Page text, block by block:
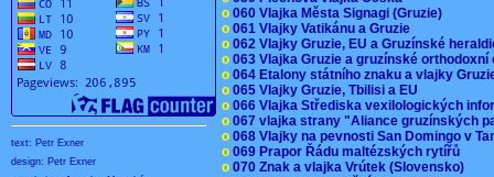
text: Petr Exner
design: Petr Exner
o 060 Vlajka Města Signagi (Gruzie)
o 061 Vlajky Vatikánu a Gruzie
o 062 Vlajky Gruzie, EU a Gruzínské
o 063 Vlajka Gruzie a gruzínské
o 064 Etalony státního znaku a vlajky
o 065 Vlajky Gruzie, Tbilisi a EU
o 066 Vlajka Střediska vexilologických
o 067 vlajka strany "Aliance gruzínských
o 068 Vlajky na pevnosti San Domingo v
o 069 Prapor Řádu maltézských rytířů
o 070 Znak a vlajka Vrútek (Slovensko)